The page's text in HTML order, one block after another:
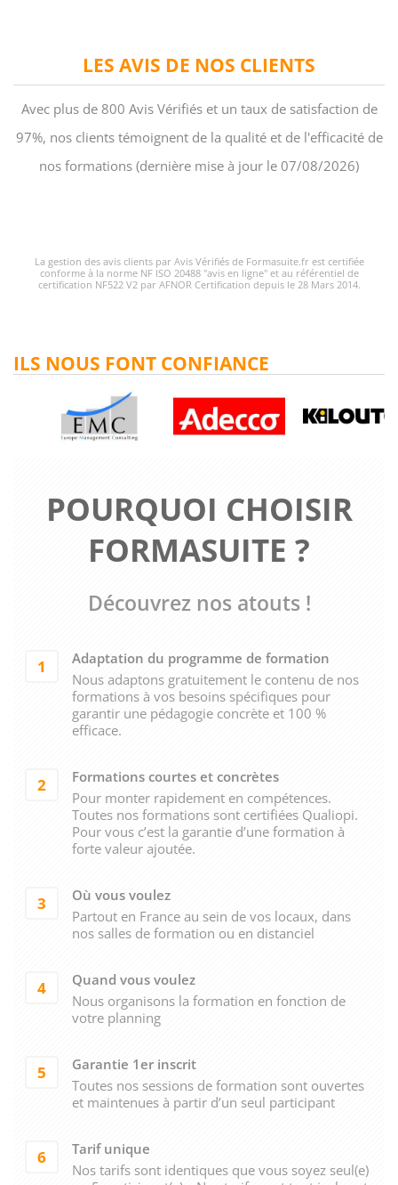
LES AVIS DE NOS CLIENTS
Avec plus de 800 Avis Vérifiés et un taux de satisfaction de
97%, nos clients témoignent de la qualité et de l'efficacité de
nos formations (dernière mise à jour le 07/08/2026)
La gestion des avis clients par Avis Vérifiés de Formasuite.fr est certifiée
conforme à la norme NF ISO 20488 "avis en ligne" et au référentiel de
certification NF522 V2 par AFNOR Certification depuis le 28 Mars 2014.
POURQUOI CHOISIR
FORMASUITE ?
Découvrez nos atouts !
1
Adaptation du programme de formation
Nous adaptons gratuitement le contenu de nos
formations à vos besoins spécifiques pour
garantir une pédagogie concrète et 100 %
efficace.
2
Formations courtes et concrètes
Pour monter rapidement en compétences.
Toutes nos formations sont certifiées Qualiopi.
Pour vous c’est la garantie d’une formation à
forte valeur ajoutée.
3
Où vous voulez
Partout en France au sein de vos locaux, dans
nos salles de formation ou en distanciel
4
Quand vous voulez
Nous organisons la formation en fonction de
votre planning
5
Garantie 1er inscrit
Toutes nos sessions de formation sont ouvertes
et maintenues à partir d’un seul participant
6
Tarif unique
Nos tarifs sont identiques que vous soyez seul(e)
ILS NOUS FONT CONFIANCE